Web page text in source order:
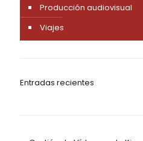
Producción audiovisual
Viajes
Entradas recientes